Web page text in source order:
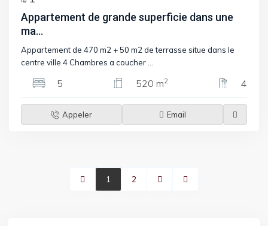
Appartement de grande superficie dans une
ma...
Appartement de 470 m2 + 50 m2 de terrasse situe dans le
centre ville 4 Chambres a coucher
5 520 m2 4
Appeler Email
1 2